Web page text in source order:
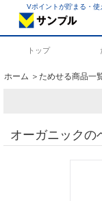
Vポイントが貯まる・使
トップ
ホーム ＞ためせる商品一
オーガニックの